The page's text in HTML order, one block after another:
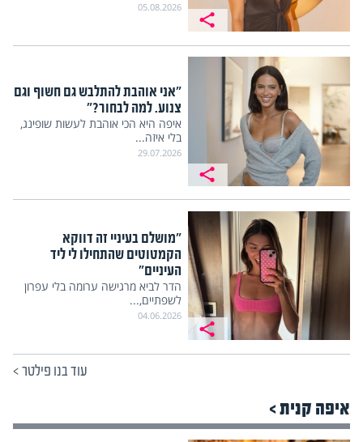
05.08.2026
"אני אוהבת להתלבש גם חשוף וגם
צנוע. למה לבחור?"
איפה היא הכי אוהבת לעשות שופינג,
בלי איזה...
29.07.2026
"מושלם בעיניי זה דווקא
הקמטוטים שהתחילו לי ליד
העיניים"
הדר לביא מרגישה ערומה בלי עפרון
לשפתיים,...
04.06.2026
עוד בנו פילטר>
איפה קנית >